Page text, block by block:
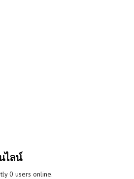
ไลน์
0 users online.